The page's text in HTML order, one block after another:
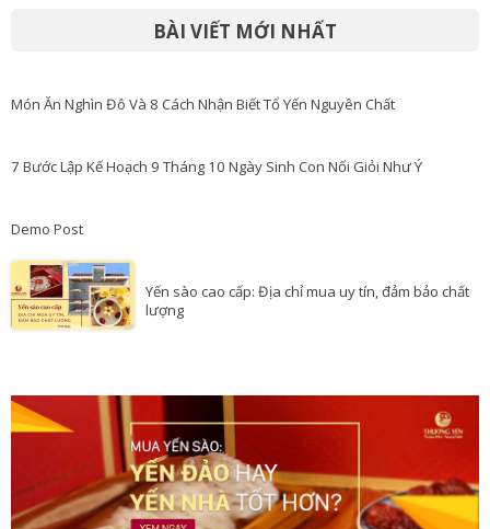
BÀI VIẾT MỚI NHẤT
Món Ăn Nghìn Đô Và 8 Cách Nhận Biết Tổ Yến Nguyên Chất
7 Bước Lập Kế Hoạch 9 Tháng 10 Ngày Sinh Con Nối Giỏi Như Ý
Demo Post
Yến sào cao cấp: Địa chỉ mua uy tín, đảm bảo chất
lượng